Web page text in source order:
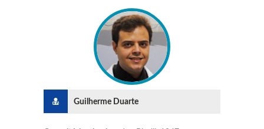
Guilherme Duarte